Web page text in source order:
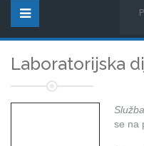
Laboratorijska
se na